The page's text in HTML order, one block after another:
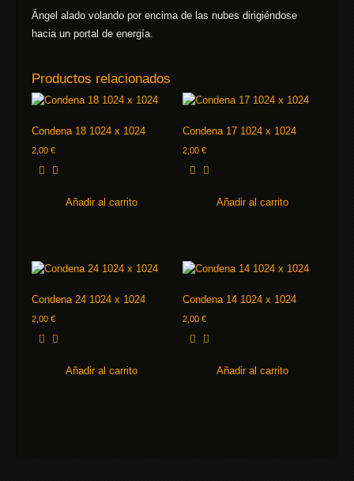
Ángel alado volando por encima de las nubes dirigiéndose
hacia un portal de energía.
Productos relacionados
Condena 18 1024 x 1024
2,00 €
Añadir al carrito
Condena 17 1024 x 1024
2,00€
Añadir al carrito
Condena 24 1024 x 1024
2,00 €
Añadir al carrito
Condena 14 1024 x 1024
2,00€
Añadir al carrito